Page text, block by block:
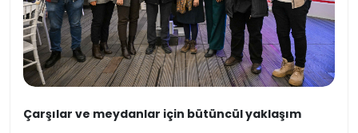
Çarşılar ve meydanlar için bütüncül yaklaşım